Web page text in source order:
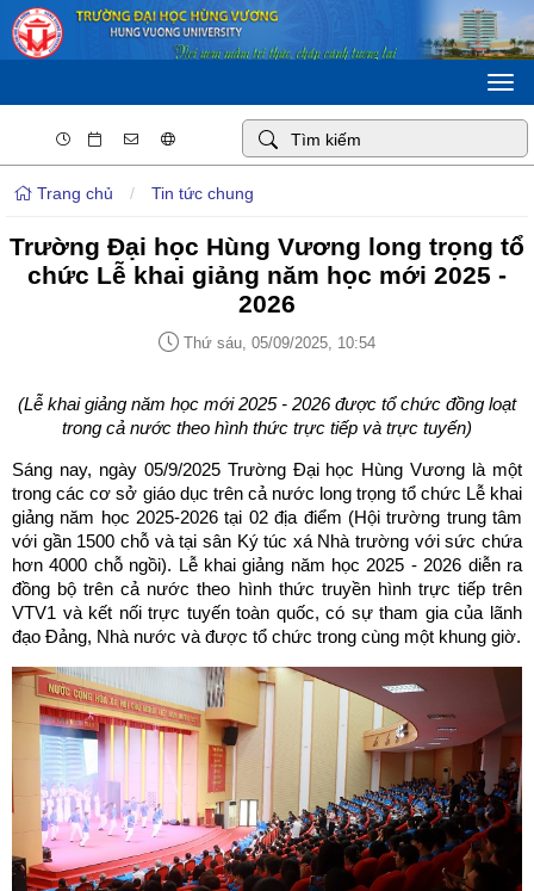
Trang chủ / Tin tức chung
Trường Đại học Hùng Vương long trọng tổ
chức Lễ khai giảng năm học mới 2025 -
2026
Thứ sáu, 05/09/2025, 10:54
(Lễ khai giảng năm học mới 2025 - 2026 được tổ chức đồng loạt
trong cả nước theo hình thức trực tiếp và trực tuyến)
Sáng nay, ngày 05/9/2025 Trường Đại học Hùng Vương là một
trong các cơ sở giáo dục trên cả nước long trọng tổ chức Lễ khai
giảng năm học 2025-2026 tại 02 địa điểm (Hội trường trung tâm
với gần 1500 chỗ và tại sân Ký túc xá Nhà trường với sức chứa
hơn 4000 chỗ ngồi). Lễ khai giảng năm học 2025 - 2026 diễn ra
đồng bộ trên cả nước theo hình thức truyền hình trực tiếp trên
VTV1 và kết nối trực tuyến toàn quốc, có sự tham gia của lãnh
đạo Đảng, Nhà nước và được tổ chức trong cùng một khung giờ.